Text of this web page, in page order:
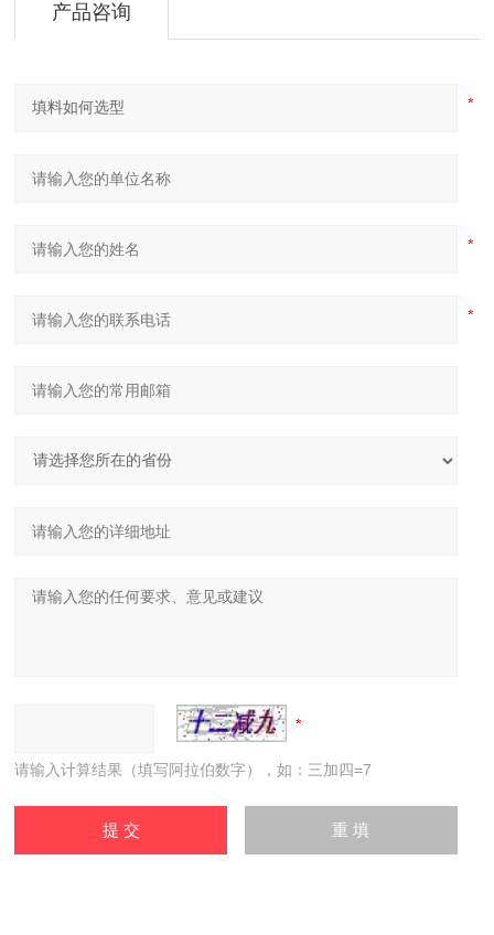
产品咨询
请输入计算结果（填写阿拉伯数字），如：三加四=7